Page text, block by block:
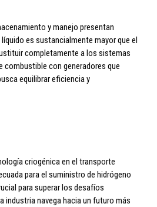
y manejo presentan
es sustancialmente mayor que el
completamente a los sistemas
con generadores que
equilibrar eficiencia y
criogénica en el transporte
para el suministro de hidrógeno
para superar los desafíos
navega hacia un futuro más